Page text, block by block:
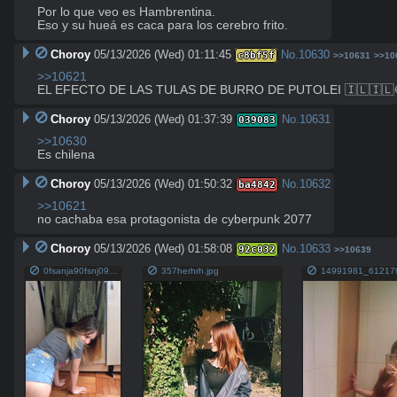
Por lo que veo es Hambrentina.
Eso y su hueá es caca para los cerebro frito.
Choroy 05/13/2026 (Wed) 01:11:45 c8bf5f No. 10630 >>10631
>>10621
EL EFECTO DE LAS TULAS DE BURRO DE PUTOLEI
Choroy 05/13/2026 (Wed) 01:37:39 039083 No. 10631
>>10630
Es chilena
Choroy 05/13/2026 (Wed) 01:50:32 ba4842 No. 10632
>>10621
no cachaba esa protagonista de cyberpunk 2077
Choroy 05/13/2026 (Wed) 01:58:08 92c032 No. 10633 >>10639
357herhrh.jpg